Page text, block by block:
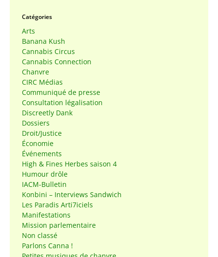
Catégories
Arts
Banana Kush
Cannabis Circus
Cannabis Connection
Chanvre
CIRC Médias
Communiqué de presse
Consultation légalisation
Discreetly Dank
Dossiers
Droit/Justice
Économie
Événements
High & Fines Herbes saison 4
Humour drôle
IACM-Bulletin
Konbini – Interviews Sandwich
Les Paradis Arti7iciels
Manifestations
Mission parlementaire
Non classé
Parlons Canna !